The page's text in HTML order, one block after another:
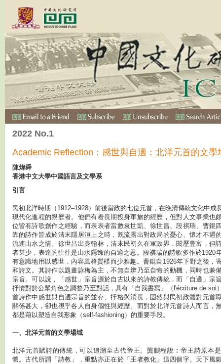
2022 No.1
Academic Reflection：感世與自適：北洋元首的文學
陳煒舜
香港中文大學中國語言及文學系
引言
民初北洋時期（1912–1928）前後當政的七位元首，在晚清傳統文化中成
現代化進程的親歷者。他們有着長期投身軍旅的經歷，但對人文事業也
位皆有詩歌創作之經驗，而表表者當數袁世凱、徐世昌、段祺瑞、曹錕
靠的詩作皆成於清末隱居洹上之時，既流露出對政局的憂心、懷才不遇
流連山水之情。徐世昌出身翰林，清末民初久在軍政界，閱歷豐富，但
者甚少，表達的往往是山水隱逸的自適之思。段祺瑞的詩歌多作於1920
有意識地用以感世，內容風格質樸而少雅趣。曹錕自1926年下野之後，
和詩文。其詩作以題畫詠梅為主，不無自辨乃至自悔的動機，同時也兼
宗旨。可以說，「感世」宗旨源於自古以來的詩教傳統，而「自適」宗
抒情對於公眾角色之調整乃至對話，具有「自我書寫」（l'écriture de soi
首詩作中感世與自適宗旨的並存、扞格與消長，固然與民初政體對元首
關係甚大，卻也視乎各人自身個性與經歷。而對於北洋元首詩人而言，
都是藉以塑造自我形象（self-fashioning）的重要手段。
一、北洋元首的文學場域
北洋元首賦詩的傳統，可以追溯至古代帝王。龔鵬程說︰帝王詩原本
體。古代所謂「詩教」，重點亦正在於「王者教化」這四個字。天下風